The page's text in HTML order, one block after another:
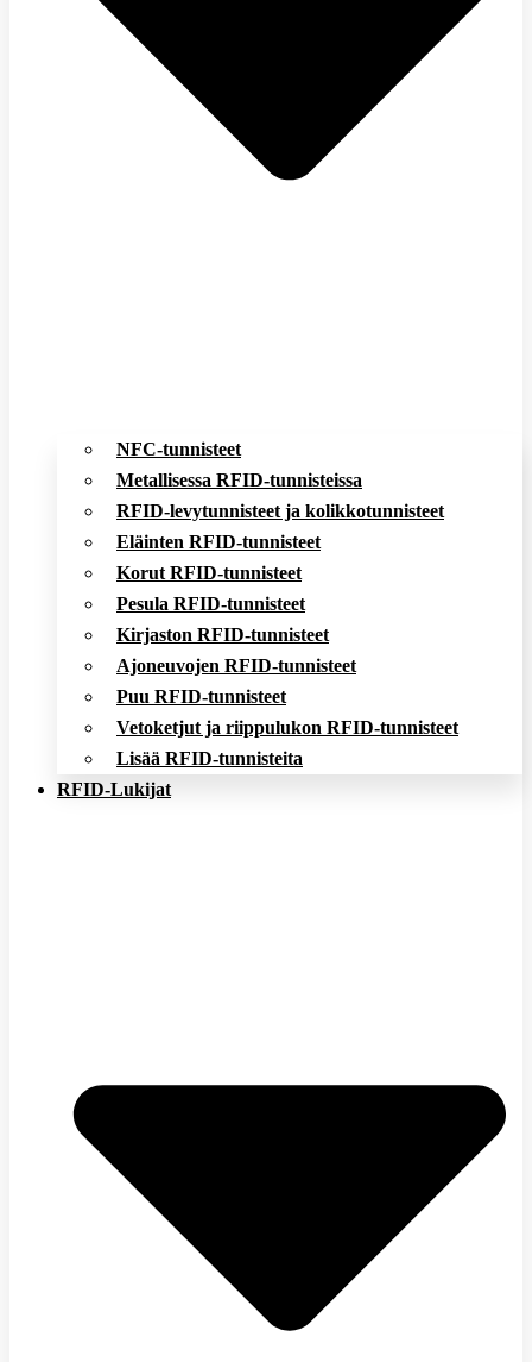
NFC-tunnisteet
Metallisessa RFID-tunnisteissa
RFID-levytunnisteet ja kolikkotunnisteet
Eläinten RFID-tunnisteet
Korut RFID-tunnisteet
Pesula RFID-tunnisteet
Kirjaston RFID-tunnisteet
Ajoneuvojen RFID-tunnisteet
Puu RFID-tunnisteet
Vetoketjut ja riippulukon RFID-tunnisteet
Lisää RFID-tunnisteita
RFID-Lukijat